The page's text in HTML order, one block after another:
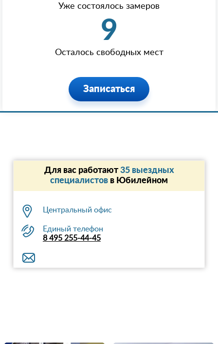
Уже состоялось замеров
9
Осталось свободных мест
Записаться
Для вас работают35 выездных
специалистов в Юбилейном
Центральный офис
Единый телефон
8 495 255-44-45